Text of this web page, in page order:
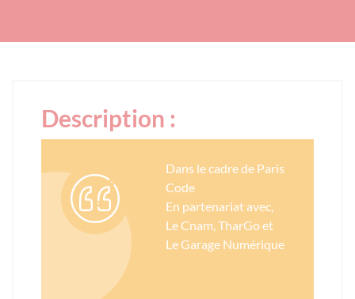
Description :
Dans le cadre de Paris
Code
En partenariat avec,
Le Cnam, TharGo et
Le Garage Numérique